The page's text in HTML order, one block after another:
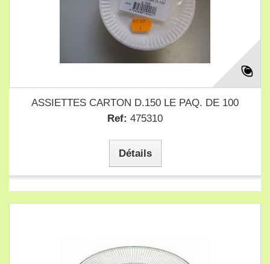
ASSIETTES CARTON D.150 LE PAQ. DE 100
Ref: 475310
Détails